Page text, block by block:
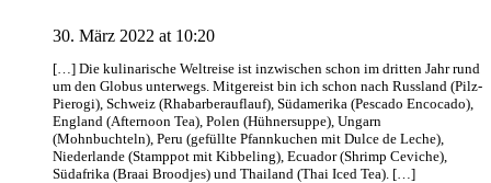
30. März 2022 at 10:20
[…] Die kulinarische Weltreise ist inzwischen schon im dritten Jahr rund
um den Globus unterwegs. Mitgereist bin ich schon nach Russland (Pilz-
Pierogi), Schweiz (Rhabarberauflauf), Südamerika (Pescado Encocado),
England (Afternoon Tea), Polen (Hühnersuppe), Ungarn
(Mohnbuchteln), Peru (gefüllte Pfannkuchen mit Dulce de Leche),
Niederlande (Stamppot mit Kibbeling), Ecuador (Shrimp Ceviche),
Südafrika (Braai Broodjes) und Thailand (Thai Iced Tea). […]